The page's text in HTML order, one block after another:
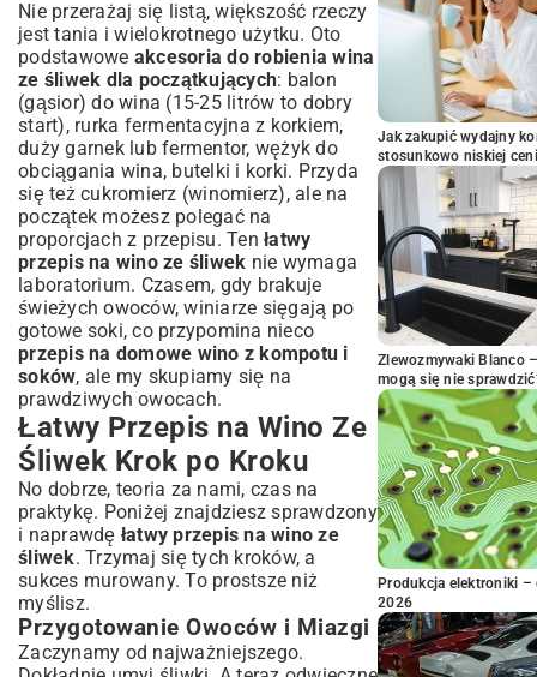
Nie przerażaj się listą, większość rzeczy
jest tania i wielokrotnego użytku. Oto
podstawowe akcesoria do robienia wina
ze śliwek dla początkujących: balon
(gąsior) do wina (15-25 litrów to dobry
start), rurka fermentacyjna z korkiem,
duży garnek lub fermentor, wężyk do
obciągania wina, butelki i korki. Przyda
się też cukromierz (winomierz), ale na
początek możesz polegać na
proporcjach z przepisu. Ten łatwy
przepis na wino ze śliwek nie wymaga
laboratorium. Czasem, gdy brakuje
świeżych owoców, winiarze sięgają po
gotowe soki, co przypomina nieco
przepis na domowe wino z kompotu i
soków, ale my skupiamy się na
prawdziwych owocach.
Łatwy Przepis na Wino Ze
Śliwek Krok po Kroku
No dobrze, teoria za nami, czas na
praktykę. Poniżej znajdziesz sprawdzony
i naprawdę łatwy przepis na wino ze
śliwek. Trzymaj się tych kroków, a
sukces murowany. To prostsze niż
myślisz.
Przygotowanie Owoców i Miazgi
Zaczynamy od najważniejszego.
Jak zakupić wydajny
stosunkowo niskiej
Zlewozmywaki Blanco
mogą się nie
Produkcja elektroniki –
2026